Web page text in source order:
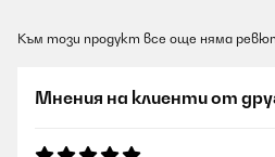
Към този продукт все още няма
Мнения на клиенти от